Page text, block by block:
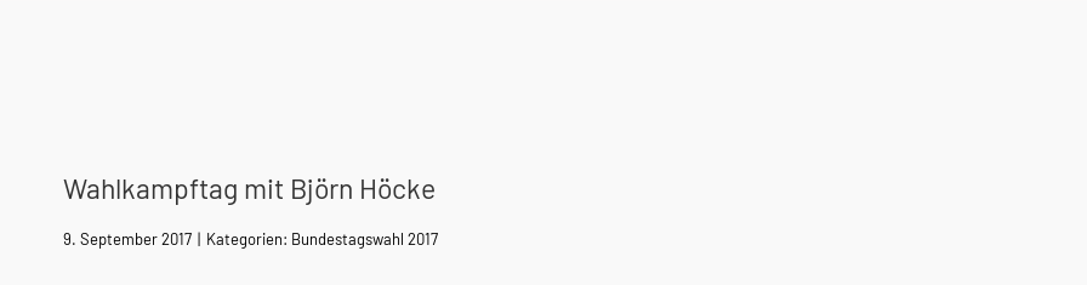
Wahlkampftag mit Björn Höcke
9. September 2017 | Kategorien: Bundestagswahl 2017